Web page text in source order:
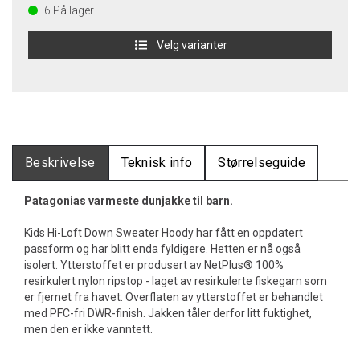
6 På lager
Velg varianter
Beskrivelse Teknisk info Størrelseguide
Patagonias varmeste dunjakke til barn.
Kids Hi-Loft Down Sweater Hoody har fått en oppdatert
passform og har blitt enda fyldigere. Hetten er nå også
isolert. Ytterstoffet er produsert av NetPlus® 100%
resirkulert nylon ripstop - laget av resirkulerte fiskegarn som
er fjernet fra havet. Overflaten av ytterstoffet er behandlet
med PFC-fri DWR-finish. Jakken tåler derfor litt fuktighet,
men den er ikke vanntett.